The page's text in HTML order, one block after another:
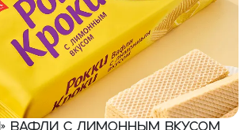
Вафли с лимонным вкусом